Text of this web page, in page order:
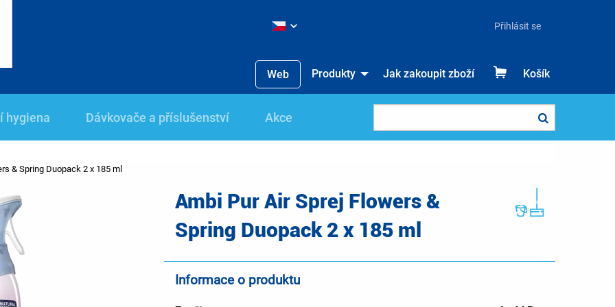
Přihlásit se
Web Produkty Jak zakoupit zboží Košík
hygiena Dávkovače a příslušenství Akce
& Spring Duopack 2 x 185 ml
Ambi Pur Air Sprej Flowers &
Spring Duopack 2 x 185 ml
Informace o produktu